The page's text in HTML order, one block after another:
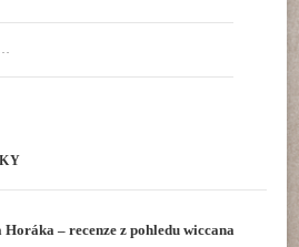
– recenze z pohledu wiccana